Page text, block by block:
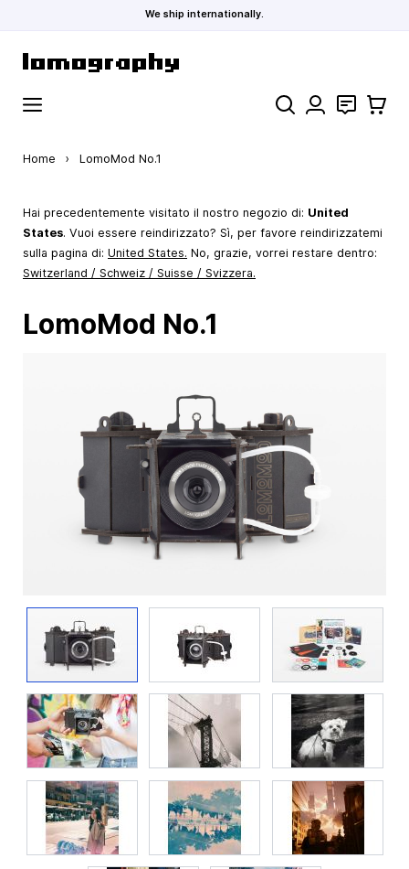
We ship internationally.
Cerca Contatti
Home › LomoMod No.1
Hai precedentemente visitato il nostro negozio di: United
States. Vuoi essere reindirizzato? Sì, per favore reindirizzatemi
sulla pagina di: United States. No, grazie, vorrei restare dentro:
Switzerland / Schweiz / Suisse / Svizzera.
LomoMod No.1